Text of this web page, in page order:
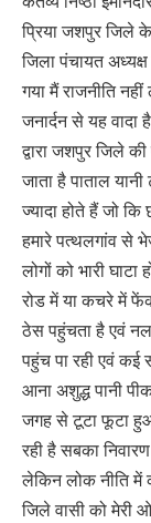
प्रिया जशपुर जिले के
जिला पंचायत
गया मैं राजनीति
जनार्दन से यह
द्वारा जशपुर जिले
जाता है पाताल
ज्यादा होते हैं जो
हमारे पत्थलगांव से
लोगों को भारी
रोड में या कचरे में
ठेस पहुंचता है एवं
पहुंच पा रही एवं कई
आना अशुद्ध पानी
जगह से टूटा फूटा
रही है सबका
लेकिन लोक नीति में
जिले वासी को मेरी